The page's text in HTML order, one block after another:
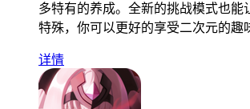
多特有的养成。全新的挑战模式也能
特殊，你可以更好的享受二次元的趣
详情